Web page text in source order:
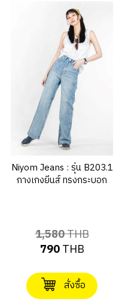
Niyom Jeans : รุ่น B203.1
กางเกงยีนส์ ทรงกระบอก
1,580THB
790THB
สั่งซื้อ